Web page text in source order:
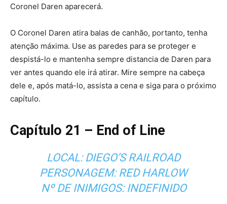
Coronel Daren aparecerá.
O Coronel Daren atira balas de canhão, portanto, tenha
atenção máxima. Use as paredes para se proteger e
despistá-lo e mantenha sempre distancia de Daren para
ver antes quando ele irá atirar. Mire sempre na cabeça
dele e, após matá-lo, assista a cena e siga para o próximo
capítulo.
Capítulo 21 – End of Line
LOCAL: DIEGO’S RAILROAD
PERSONAGEM: RED HARLOW
Nº DE INIMIGOS: INDEFINIDO